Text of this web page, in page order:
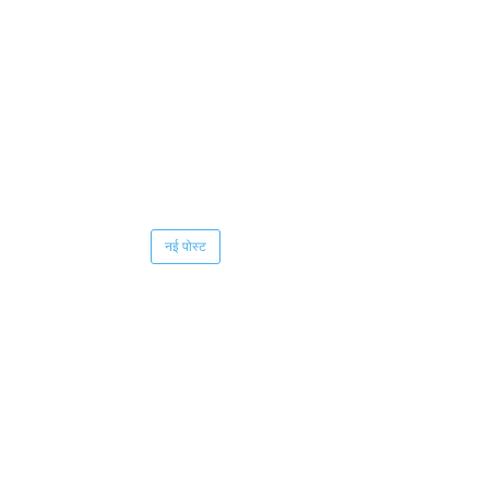
नई पोस्ट